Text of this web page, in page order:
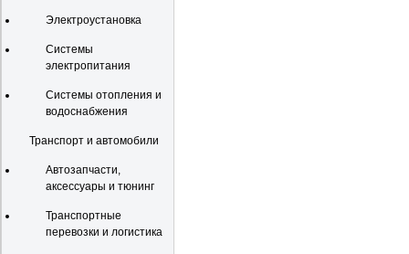
Электроустановка
Системы
электропитания
Системы отопления и
водоснабжения
Транспорт и автомобили
Автозапчасти,
аксессуары и тюнинг
Транспортные
перевозки и логистика